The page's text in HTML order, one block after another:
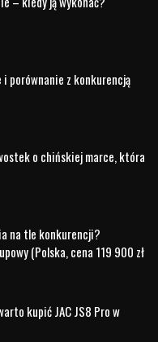
w sytuacjach
Podczas zajęć
warunki, w których
pomocy. Szkolenie
z
First Response
Posiadają oni zarówno
i dydaktyczne.
pomocy
Nord Auto
Auto Olsztyn